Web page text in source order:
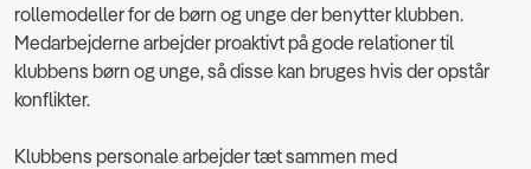
rollemodeller for de børn og unge der benytter klubben.
Medarbejderne arbejder proaktivt på gode relationer til
klubbens børn og unge, så disse kan bruges hvis der opstår
konflikter.
Klubbens personale arbejder tæt sammen med